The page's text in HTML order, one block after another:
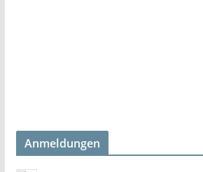
Anmeldungen